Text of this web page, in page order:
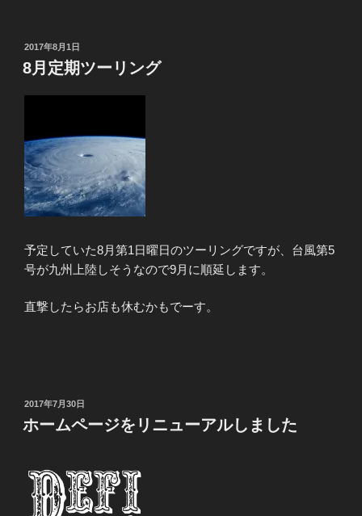
投
稿
日:
2017年8月1日
8月定期ツーリング
予定していた8月第1日曜日のツーリングですが、台風第5
号が九州上陸しそうなので9月に順延します。
直撃したらお店も休むかもでーす。
投
稿
日:
2017年7月30日
ホームページをリニューアルしました